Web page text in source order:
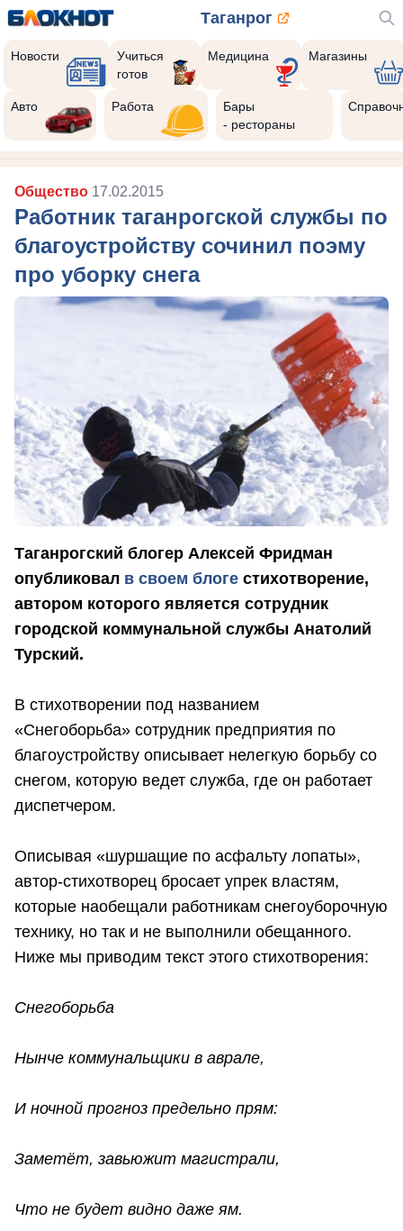
Таганрог
Новости
Учиться
готов
Медицина Магазины
Авто Работа
Бары
- рестораны
Общество 17.02.2015
Работник таганрогской службы по
благоустройству сочинил поэму
про уборку снега
Таганрогский блогер Алексей Фридман
опубликовал в своем блоге стихотворение,
автором которого является сотрудник
городской коммунальной службы Анатолий
Турский.
В стихотворении под названием
«Снегоборьба» сотрудник предприятия по
благоустройству описывает нелегкую борьбу со
снегом, которую ведет служба, где он работает
диспетчером.
Описывая «шуршащие по асфальту лопаты»,
автор-стихотворец бросает упрек властям,
которые наобещали работникам снегоуборочную
технику, но так и не выполнили обещанного.
Ниже мы приводим текст этого стихотворения:
Снегоборьба
Нынче коммунальщики в аврале,
И ночной прогноз предельно прям:
Заметёт, завьюжит магистрали,
Что не будет видно даже ям.